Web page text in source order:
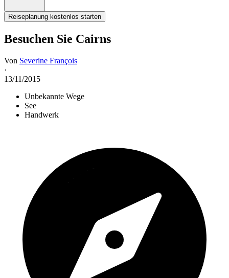
Reiseplanung kostenlos starten
Besuchen Sie Cairns
Von Severine François
·
13/11/2015
Unbekannte Wege
See
Handwerk